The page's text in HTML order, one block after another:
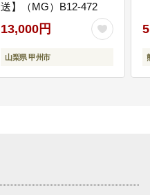
送】（MG）B12-472
13,000円
山梨県 甲州市